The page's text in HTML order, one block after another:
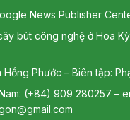
News Publisher
bút công nghệ ở Hoa
Hồng Phước – Biên tập:
(+84) 909 280257 –